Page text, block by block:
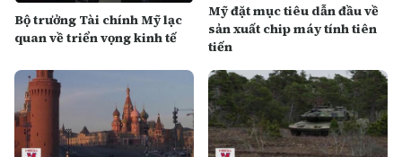
Bộ trưởng Tài chính Mỹ lạc
quan về triển vọng kinh tế
Mỹ đặt mục tiêu dẫn đầu về
sản xuất chip máy tính tiên
tiến